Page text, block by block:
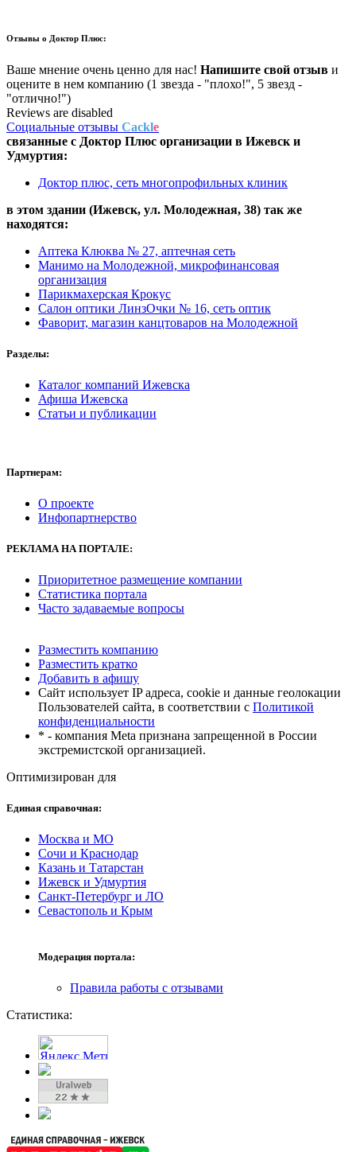
Отзывы о Доктор Плюс:
Ваше мнение очень ценно для нас! Напишите свой отзыв и
оцените в нем компанию (1 звезда - "плохо!", 5 звезд -
"отлично!")
Reviews are disabled
Социальные отзывы Cackle
связанные с Доктор Плюс организации в Ижевск и
Удмуртия:
Доктор плюс, сеть многопрофильных клиник
в этом здании (Ижевск, ул. Молодежная, 38) так же
находятся:
Аптека Клюква № 27, аптечная сеть
Манимо на Молодежной, микрофинансовая
организация
Парикмахерская Крокус
Салон оптики ЛинзОчки № 16, сеть оптик
Фаворит, магазин канцтоваров на Молодежной
Разделы:
Каталог компаний Ижевска
Афиша Ижевска
Статьи и публикации
Партнерам:
О проекте
Инфопартнерство
РЕКЛАМА НА ПОРТАЛЕ:
Приоритетное размещение компании
Статистика портала
Часто задаваемые вопросы
Разместить компанию
Разместить кратко
Добавить в афишу
Сайт использует IP адреса, cookie и данные геолокации
Пользователей сайта, в соответствии с Политикой
конфиденциальности
* - компания Meta признана запрещенной в России
экстремистской организацией.
Оптимизирован для
Единая справочная:
Москва и МО
Сочи и Краснодар
Казань и Татарстан
Ижевск и Удмуртия
Санкт-Петербург и ЛО
Севастополь и Крым
Модерация портала:
Правила работы с отзывами
Статистика: